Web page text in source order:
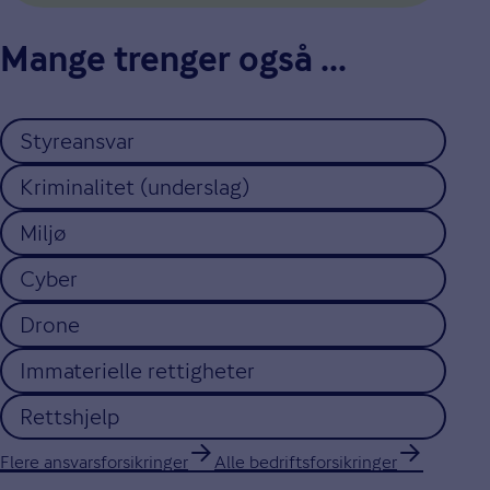
Mange trenger også ...
Styreansvar
Kriminalitet (underslag)
Miljø
Cyber
Drone
Immaterielle rettigheter
Rettshjelp
Flere ansvarsforsikringer Alle bedriftsforsikringer